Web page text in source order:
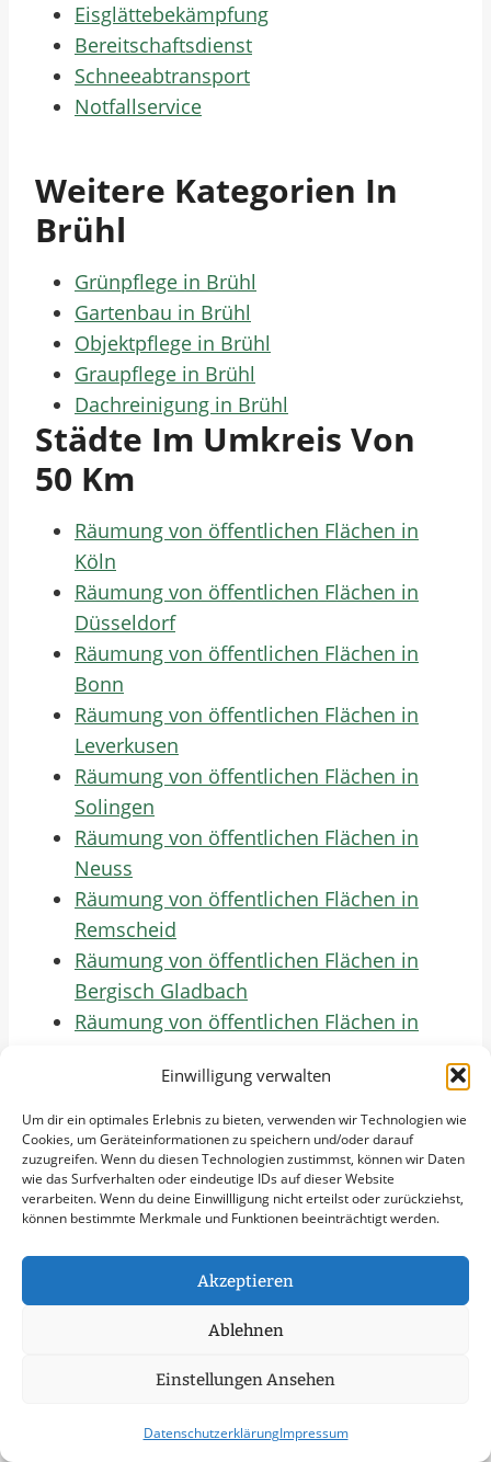
Einwilligung verwalten
Um dir ein optimales Erlebnis zu bieten, verwenden wir Technologien wie
Cookies, um Geräteinformationen zu speichern und/oder darauf
zuzugreifen. Wenn du diesen Technologien zustimmst, können wir Daten
wie das Surfverhalten oder eindeutige IDs auf dieser Website
verarbeiten. Wenn du deine Einwillligung nicht erteilst oder zurückziehst,
können bestimmte Merkmale und Funktionen beeinträchtigt werden.
Akzeptieren
Ablehnen
Einstellungen Ansehen
DatenschutzerklärungImpressum
Eisglättebekämpfung
Bereitschaftsdienst
Schneeabtransport
Notfallservice
Weitere Kategorien In
Brühl
Grünpflege in Brühl
Gartenbau in Brühl
Objektpflege in Brühl
Graupflege in Brühl
Dachreinigung in Brühl
Städte Im Umkreis Von
50 Km
Räumung von öffentlichen Flächen in
Köln
Räumung von öffentlichen Flächen in
Düsseldorf
Räumung von öffentlichen Flächen in
Bonn
Räumung von öffentlichen Flächen in
Leverkusen
Räumung von öffentlichen Flächen in
Solingen
Räumung von öffentlichen Flächen in
Neuss
Räumung von öffentlichen Flächen in
Remscheid
Räumung von öffentlichen Flächen in
Bergisch Gladbach
Räumung von öffentlichen Flächen in
Räumung von öffentlichen Flächen in
Troisdorf
Räumung von öffentlichen Flächen in
Kerpen
Räumung von öffentlichen Flächen in
Räumung von öffentlichen Flächen in
Räumung von öffentlichen Flächen in
Räumung von öffentlichen Flächen in